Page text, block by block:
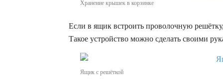
Хранение крышек в корзинке
Если в ящик встроить проволочную
Такое устройство можно сделать своими
Ящик с решёткой